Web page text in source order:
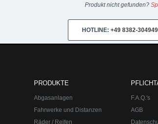
Produkt nicht gefunden?
HOTLINE: +49 8382-
PRODUKTE
Abgasanlagen
Fahrwerke und Distanzen
Räder / Reifen
F.A.Q.'s
AGB